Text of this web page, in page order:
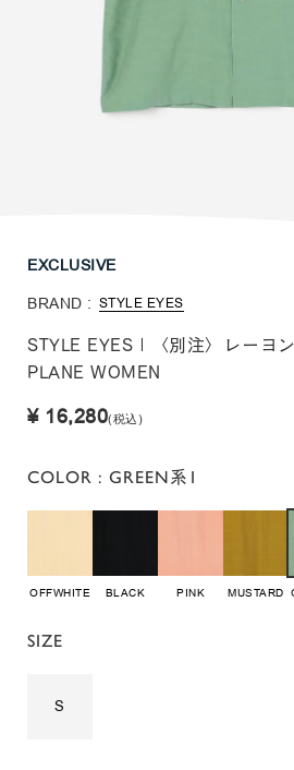
EXCLUSIVE
BRAND : STYLE EYES
STYLE EYES | 〈別注〉レーヨ
PLANE WOMEN
¥ 16,280(税込)
COLOR : GREEN系1
OFFWHITE BLACK PINK MUSTARD
SIZE
S